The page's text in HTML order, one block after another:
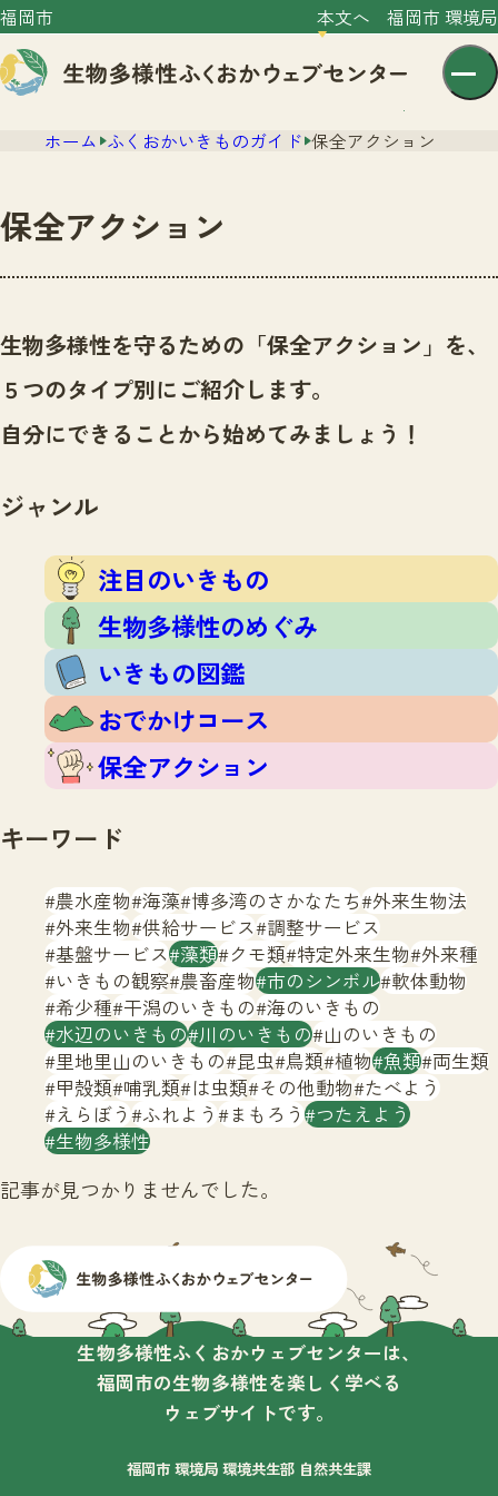
福岡市 本文へ 福岡市 環境局
文字サイズ 小 中 大
センター紹介
センター紹介TOP
サイトポリシー
ニュース
ニュースTOP
市の取組み
いきものガイド
注目のいきもの
いきもの図鑑
おでかけコース
保全アクション
調査レポート
調査レポートTOP
調査結果
ふくおかいきものマップ
マッチング
マッチングTOP
掲載申し込みフォーム
お問合せ
生物多様性ふくおかウェブセンターとは
サイトマップ
ホーム ふくおかいきものガイド 保全アクション
保全アクション
生物多様性を守るための「保全アクション」を、
５つのタイプ別にご紹介します。
自分にできることから始めてみましょう！
ジャンル
注目のいきもの
生物多様性のめぐみ
いきもの図鑑
おでかけコース
保全アクション
キーワード
農水産物 海藻 博多湾のさかなたち 外来生物法
外来生物 供給サービス 調整サービス
基盤サービス 藻類 クモ類 特定外来生物 外来種
いきもの観察 農畜産物 市のシンボル 軟体動物
希少種 干潟のいきもの 海のいきもの
水辺のいきもの 川のいきもの 山のいきもの
里地里山のいきもの 昆虫 鳥類 植物 魚類 両生類
甲殻類 哺乳類 は虫類 その他動物 たべよう
えらぼう ふれよう まもろう つたえよう
生物多様性
記事が見つかりませんでした。
生物多様性ふくおかウェブセンターは、
福岡市の生物多様性を楽しく学べる
ウェブサイトです。
福岡市 環境局 環境共生部 自然共生課